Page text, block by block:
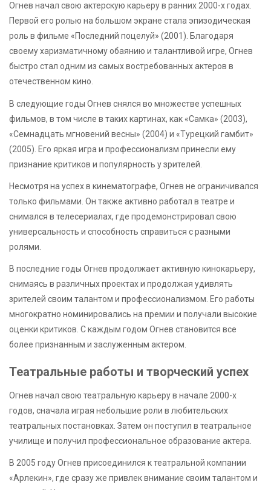
Огнев начал свою актерскую карьеру в ранних 2000-х годах.
Первой его ролью на большом экране стала эпизодическая
роль в фильме «Последний поцелуй» (2001). Благодаря
своему харизматичному обаянию и талантливой игре, Огнев
быстро стал одним из самых востребованных актеров в
отечественном кино.
В следующие годы Огнев снялся во множестве успешных
фильмов, в том числе в таких картинах, как «Самка» (2003),
«Семнадцать мгновений весны» (2004) и «Турецкий гамбит»
(2005). Его яркая игра и профессионализм принесли ему
признание критиков и популярность у зрителей.
Несмотря на успех в кинематографе, Огнев не ограничивался
только фильмами. Он также активно работал в театре и
снимался в телесериалах, где продемонстрировал свою
универсальность и способность справиться с разными
ролями.
В последние годы Огнев продолжает активную кинокарьеру,
снимаясь в различных проектах и продолжая удивлять
зрителей своим талантом и профессионализмом. Его работы
многократно номинировались на премии и получали высокие
оценки критиков. С каждым годом Огнев становится все
более признанным и заслуженным актером.
Театральные работы и творческий успех
Огнев начал свою театральную карьеру в начале 2000-х
годов, сначала играя небольшие роли в любительских
театральных постановках. Затем он поступил в театральное
училище и получил профессиональное образование актера.
В 2005 году Огнев присоединился к театральной компании
«Арлекин», где сразу же привлек внимание своим талантом и